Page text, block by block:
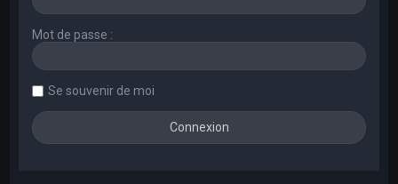
Mot de passe :
Se souvenir de moi